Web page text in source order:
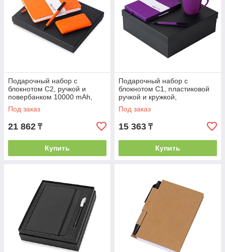
Подарочный набор c
блокнотом С2, ручкой и
повербанком 10000 mAh,
оранжевый
Под заказ
21 862 ₸
Купить
Подарочный набор с
блокнотом С1, пластиковой
ручкой и кружкой,
фиолетовый
Под заказ
15 363 ₸
Купить